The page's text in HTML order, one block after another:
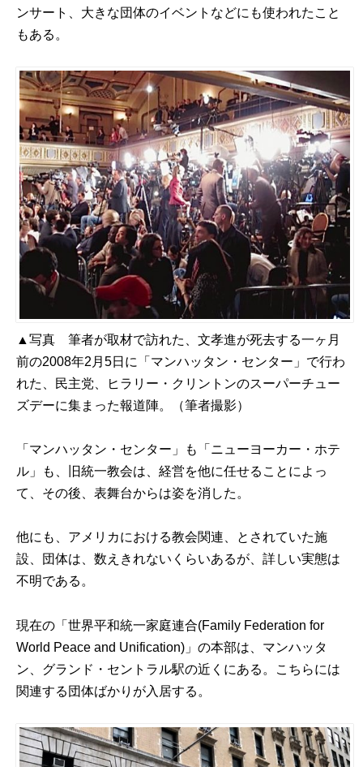
ンサート、大きな団体のイベントなどにも使われたこと
もある。
▲写真 筆者が取材で訪れた、文孝進が死去する一ヶ月
前の2008年2月5日に「マンハッタン・センター」で行わ
れた、民主党、ヒラリー・クリントンのスーパーチュー
ズデーに集まった報道陣。（筆者撮影）
「マンハッタン・センター」も「ニューヨーカー・ホテ
ル」も、旧統一教会は、経営を他に任せることによっ
て、その後、表舞台からは姿を消した。
他にも、アメリカにおける教会関連、とされていた施
設、団体は、数えきれないくらいあるが、詳しい実態は
不明である。
現在の「世界平和統一家庭連合(Family Federation for
World Peace and Unification)」の本部は、マンハッタ
ン、グランド・セントラル駅の近くにある。こちらには
関連する団体ばかりが入居する。